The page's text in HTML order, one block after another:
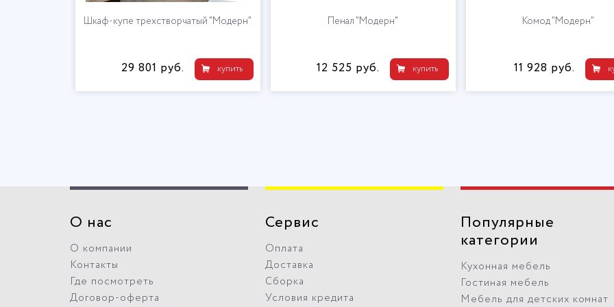
Шкаф-купе трехстворчатый "Модерн"
купить
29 801 руб.
Пенал "Модерн"
купить
12 525 руб.
Комод "Модерн"
11 928 руб.
О нас
О компании
Контакты
Где посмотреть
Договор-оферта
Сервис
Оплата
Доставка
Сборка
Условия кредита
Популярные
категории
Кухонная мебель
Гостиная мебель
Мебель для детских комнат